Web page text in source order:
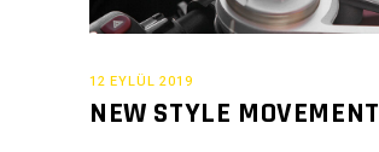
12 EYLÜL 2019
NEW STYLE MOVEMENT